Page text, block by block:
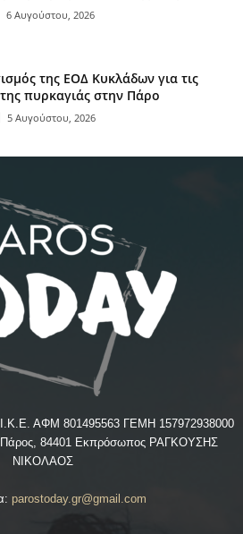
6 Αυγούστου, 2026
της ΕΟΔ Κυκλάδων για τις
πυρκαγιάς στην Πάρο
5 Αυγούστου, 2026
Ι.Κ.Ε. ΑΦΜ 801495563 ΓΕΜΗ 157972938000
Πάρος, 84401 Εκπρόσωπος ΡΑΓΚΟΥΣΗΣ
ΝΙΚΟΛΑΟΣ
parostoday.gr@gmail.com